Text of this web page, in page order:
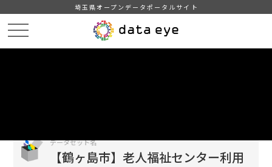
埼玉県オープンデータポータルサイト
データセット名
【鶴ヶ島市】老人福祉センター利用